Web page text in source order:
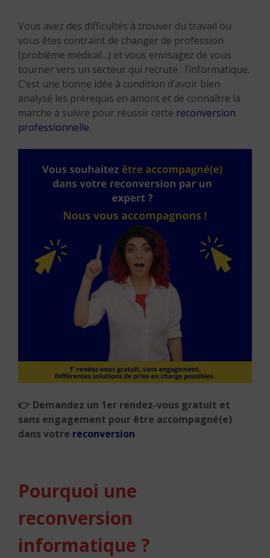
Vous avez des difficultés à trouver du travail ou
vous êtes contraint de changer de profession
(problème médical…) et vous envisagez de vous
tourner vers un secteur qui recrute : l’informatique.
C’est une bonne idée à condition d’avoir bien
analysé les prérequis en amont et de connaître la
marche à suivre pour réussir cette reconversion
professionnelle.
👉 Demandez un 1er rendez-vous gratuit et
sans engagement pour être accompagné(e)
dans votre reconversion
Pourquoi une
reconversion
informatique ?